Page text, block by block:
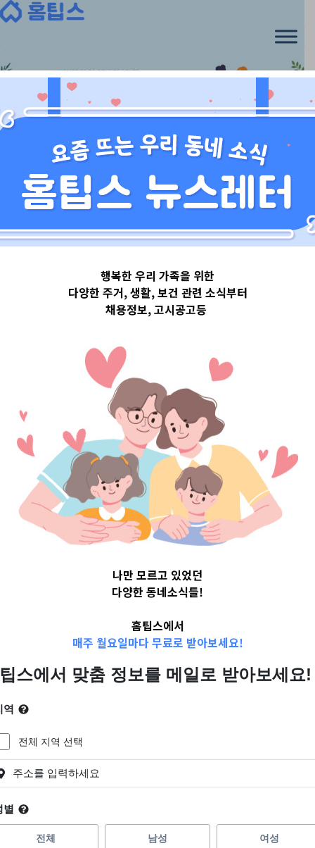
Skip
서울특별시
서울특별시동작
구 Top 3 및 주간
소식 –
20230825
2023-08-25
readybaby-admin
행복한 우리 가족을 위한
다양한 주거, 생활, 보건 관련 소식부터
채용정보, 고시공고등
나만 모르고 있었던
다양한 동네소식들!
홈팁스에서
매주 월요일마다 무료로 받아보세요!